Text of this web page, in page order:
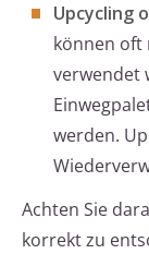
Upcycling
können
verwendet
werden.
Achten Sie
korrekt zu